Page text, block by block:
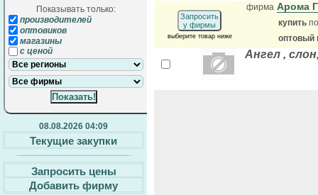
Показывать только:
производителей
оптовиков
магазины
с ценой
08.08.2026 04:09
Текущие закупки
Запросить цены
Добавить фирму
Запросить
у фирмы
выберите товар ниже
фирма Арома
купить
оптовый
Ангел ,